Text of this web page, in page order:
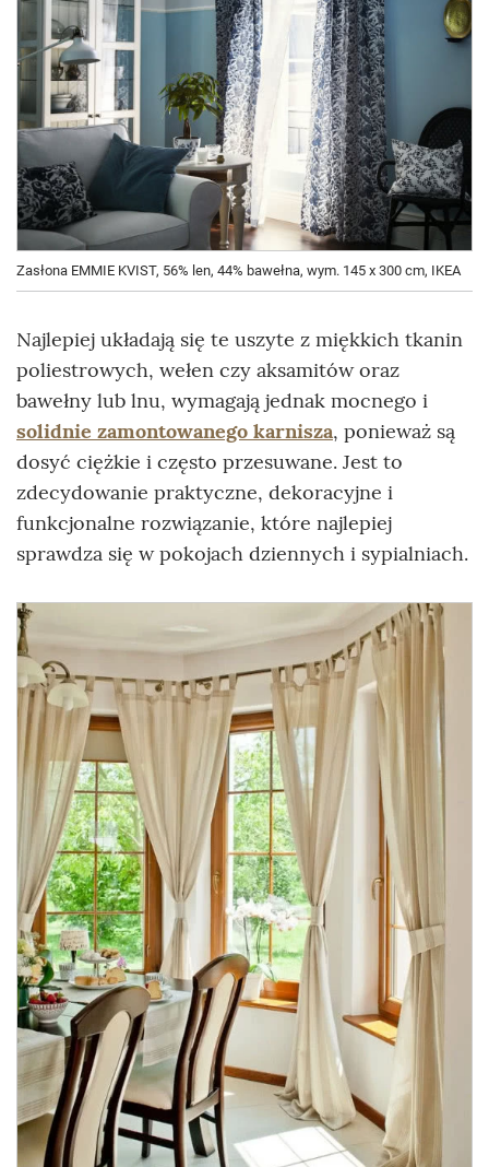
Zasłona EMMIE KVIST, 56% len, 44% bawełna, wym. 145 x 300 cm, IKEA
Najlepiej układają się te uszyte z miękkich tkanin
poliestrowych, wełen czy aksamitów oraz
bawełny lub lnu, wymagają jednak mocnego i
solidnie zamontowanego karnisza, ponieważ są
dosyć ciężkie i często przesuwane. Jest to
zdecydowanie praktyczne, dekoracyjne i
funkcjonalne rozwiązanie, które najlepiej
sprawdza się w pokojach dziennych i sypialniach.